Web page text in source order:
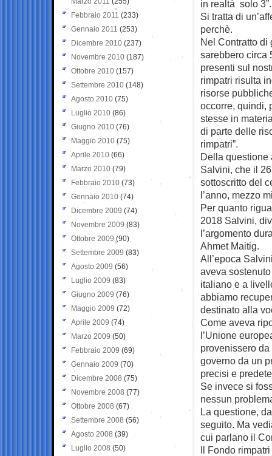
in realtà solo 3”.
Si tratta di
perchè.
Nel Contratto di
sarebbero circa
presenti sul
rimpatri risulta
risorse
occorre, quindi,
stesse in
di parte delle
rimpatri”.
Della questione
Salvini, che il
sottoscritto del
l’anno, mezzo
Per quanto
2018 Salvini,
l’argomento
Ahmet Maitig.
All’epoca
aveva
italiano e a
abbiamo
destinato alla
Come aveva
l’Unione
provenissero
governo da un
precisi e
Se invece si
nessun
La questione,
seguito. Ma
cui parlano il
Il Fondo
Febbraio 2011 (233)
Gennaio 2011 (253)
Dicembre 2010 (237)
Novembre 2010 (187)
Ottobre 2010 (157)
Settembre 2010 (148)
Agosto 2010 (75)
Luglio 2010 (86)
Giugno 2010 (76)
Maggio 2010 (75)
Aprile 2010 (66)
Marzo 2010 (79)
Febbraio 2010 (73)
Gennaio 2010 (74)
Dicembre 2009 (74)
Novembre 2009 (83)
Ottobre 2009 (90)
Settembre 2009 (83)
Agosto 2009 (56)
Luglio 2009 (83)
Giugno 2009 (76)
Maggio 2009 (72)
Aprile 2009 (74)
Marzo 2009 (50)
Febbraio 2009 (69)
Gennaio 2009 (70)
Dicembre 2008 (75)
Novembre 2008 (77)
Ottobre 2008 (67)
Settembre 2008 (56)
Agosto 2008 (39)
Luglio 2008 (50)